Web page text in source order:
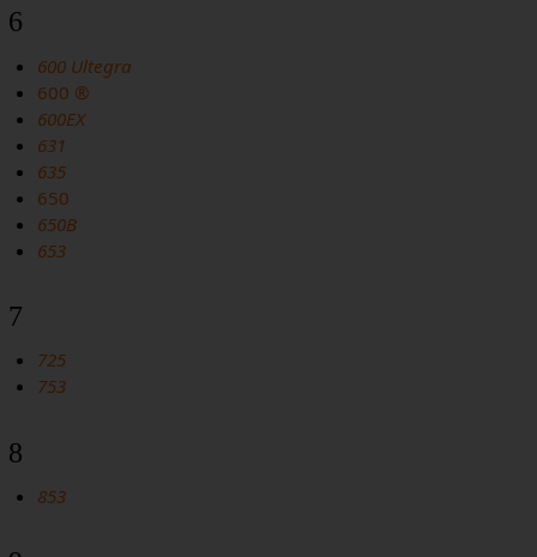
6
600 Ultegra
600 ®
600EX
631
635
650
650B
653
7
725
753
8
853